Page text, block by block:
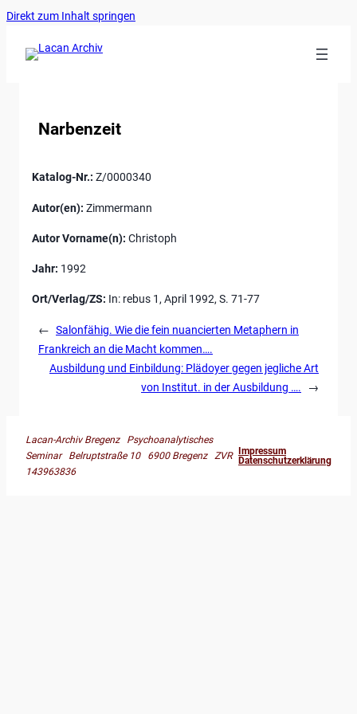
Direkt zum Inhalt springen
Narbenzeit
Katalog-Nr.: Z/0000340
Autor(en): Zimmermann
Autor Vorname(n): Christoph
Jahr: 1992
Ort/Verlag/ZS: In: rebus 1, April 1992, S. 71-77
← Salonfähig. Wie die fein nuancierten Metaphern in
Frankreich an die Macht kommen….
Ausbildung und Einbildung: Plädoyer gegen jegliche Art
von Institut. in der Ausbildung ….
→
Lacan-Archiv Bregenz Psychoanalytisches
Seminar Belruptstraße 10 6900 Bregenz ZVR
143963836
Impressum
Datenschutzerklärung